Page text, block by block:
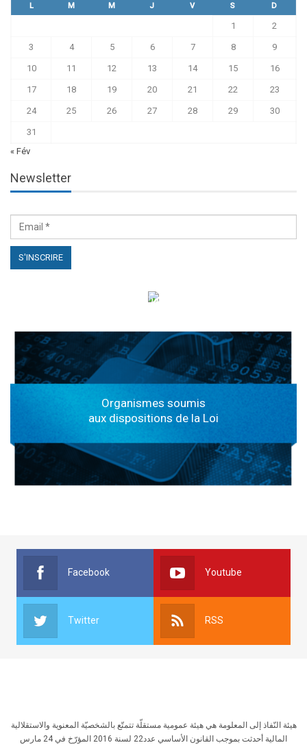
L M M J V S D
1 2
3 4 5 6 7 8 9
10 11 12 13 14 15 16
17 18 19 20 21 22 23
24 25 26 27 28 29 30
31
« Fév
Newsletter
الهياكل الخاضعة لقانون النفاذ إلى المعلومة
Organismes soumis
aux dispositions de la Loi
Facebook Youtube
Twitter RSS
هيئة النّفاذ إلى المعلومة هي هيئة عمومية مستقلّة تتمتّع بالشخصيّة المعنوية والاستقلالية
المالية أحدثت بموجب القانون الأساسي عدد22 لسنة 2016 المؤرّخ في 24 مارس